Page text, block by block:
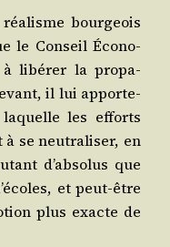
bour­geois
le Conseil Éco­no­
à libé­rer la pro­pa­
il lui appor­te­
les efforts
se neu­tra­li­ser, en
d’absolus que
et peut-être
plus exacte de